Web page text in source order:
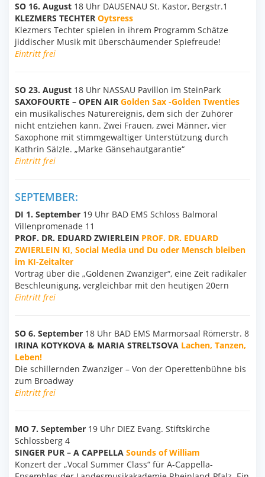
SO 16. August 18 Uhr DAUSENAU St. Kastor, Bergstr.1
KLEZMERS TECHTER Oytsress
Klezmers Techter spielen in ihrem Programm Schätze
jiddischer Musik mit überschäumender Spiefreude!
Eintritt frei
SO 23. August 18 Uhr NASSAU Pavillon im SteinPark
SAXOFOURTE – OPEN AIR Golden Sax -Golden Twenties
ein musikalisches Naturereignis, dem sich der Zuhörer
nicht entziehen kann. Zwei Frauen, zwei Männer, vier
Saxophone mit stimmgewaltiger Unterstützung durch
Kathrin Sälzle. „Marke Gänsehautgarantie“
Eintritt frei
SEPTEMBER:
DI 1. September 19 Uhr BAD EMS Schloss Balmoral
Villenpromenade 11
PROF. DR. EDUARD ZWIERLEIN PROF. DR. EDUARD
ZWIERLEIN KI, Social Media und Du oder Mensch bleiben
im KI-Zeitalter
Vortrag über die „Goldenen Zwanziger“, eine Zeit radikaler
Beschleunigung, vergleichbar mit den heutigen 20ern
Eintritt frei
SO 6. September 18 Uhr BAD EMS Marmorsaal Römerstr. 8
IRINA KOTYKOVA & MARIA STRELTSOVA Lachen, Tanzen,
Leben!
Die schillernden Zwanziger – Von der Operettenbühne bis
zum Broadway
Eintritt frei
MO 7. September 19 Uhr DIEZ Evang. Stiftskirche
Schlossberg 4
SINGER PUR – A CAPPELLA Sounds of William
Konzert der „Vocal Summer Class“ für A-Cappella-